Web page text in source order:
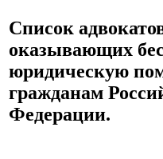
Список
оказывающих
юридическую
гражданам
Федерации.